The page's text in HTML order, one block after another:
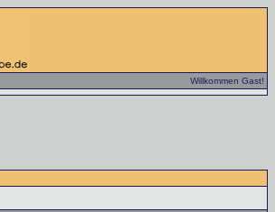
Willkommen Gast!